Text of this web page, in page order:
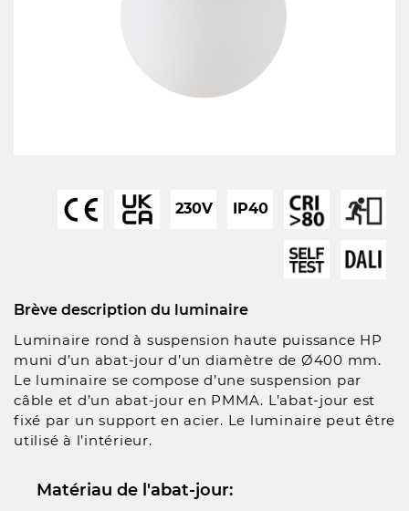
Brève description du luminaire
Luminaire rond à suspension haute puissance HP
muni d’un abat-jour d’un diamètre de Ø400 mm.
Le luminaire se compose d’une suspension par
câble et d’un abat-jour en PMMA. L’abat-jour est
fixé par un support en acier. Le luminaire peut être
utilisé à l’intérieur.
Matériau de l'abat-jour:
230V IP40